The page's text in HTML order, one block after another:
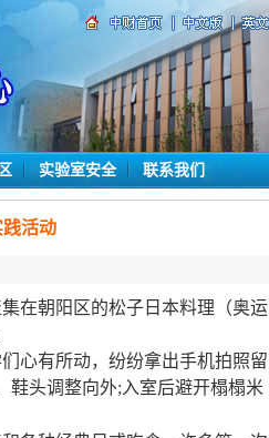
实验室安全 联系我们
活动
在朝阳区的松子日本料理（奥运
心有所动，纷纷拿出手机拍照留
头调整向外;入室后避开榻榻米